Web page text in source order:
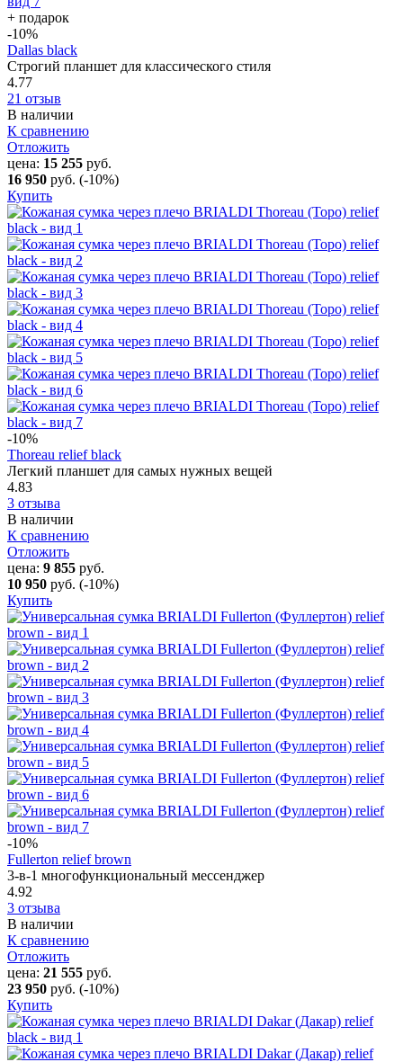
+ подарок
-10%
Dallas black
Строгий планшет для классического стиля
4.77
21 отзыв
В наличии
К сравнению
Отложить
цена: 15 255 руб.
16 950 руб. (-10%)
Купить
-10%
Thoreau relief black
Легкий планшет для самых нужных вещей
4.83
3 отзыва
В наличии
К сравнению
Отложить
цена: 9 855 руб.
10 950 руб. (-10%)
Купить
-10%
Fullerton relief brown
3-в-1 многофункциональный мессенджер
4.92
3 отзыва
В наличии
К сравнению
Отложить
цена: 21 555 руб.
23 950 руб. (-10%)
Купить